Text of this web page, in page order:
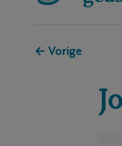
← Vorige